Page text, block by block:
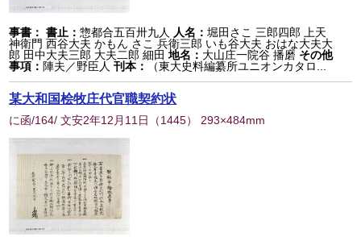
事書： 書止：惣都合五百卅九人 人名：堀田さこ 三郎四郎 上天
神衛門 西谷大夫 かもん さこ 兵衛三郎 いも谷大夫 おはな大夫大
郎 田中大夫三郎 大夫二郎 細田 地名： 大山庄一院谷 播磨 その他
事項： 陣夫／野臣人 刊本： （東大史料編纂所ユニオンカタロ...
某大和国桧牧庄代官職契約状
に函/164/ 文安2年12月11日 （1445） 293×484mm